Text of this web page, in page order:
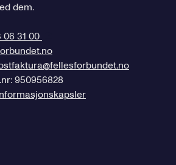
dem.
06 31 00
950956828